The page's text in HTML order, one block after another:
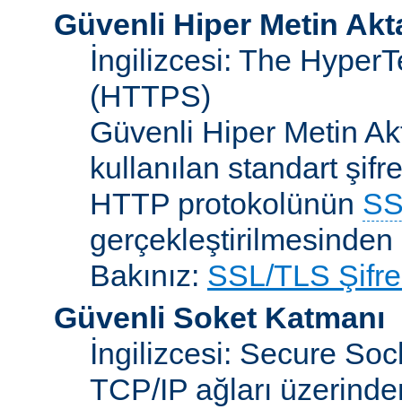
Güvenli Hiper Metin
İngilizcesi: The
(HTTPS)
Güvenli Hiper Metin
kullanılan standart
HTTP protokolünün
Bakınız: SSL/TLS
Güvenli Soket Katmanı
İngilizcesi: Secure
TCP/IP ağları